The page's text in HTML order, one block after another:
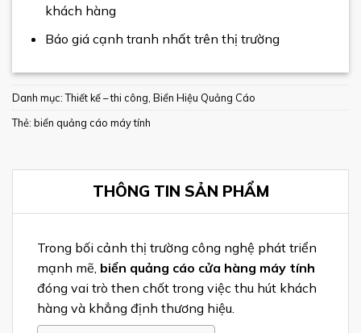
khách hàng
Báo giá cạnh tranh nhất trên thị trường
Danh mục:Thiết kế – thi công, Biển Hiệu Quảng Cáo
Thẻ: biển quảng cáo máy tính
THÔNG TIN SẢN PHẨM
Trong bối cảnh thị trường công nghệ phát triển
mạnh mẽ, biển quảng cáo cửa hàng máy tính
đóng vai trò then chốt trong việc thu hút khách
hàng và khẳng định thương hiệu.